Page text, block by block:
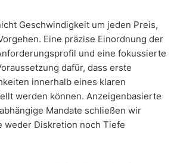
Geschwindigkeit um jeden Preis,
Eine präzise Einordnung der
und eine fokussierte
dafür, dass erste
innerhalb eines klaren
werden können. Anzeigenbasierte
Mandate schließen wir
weder Diskretion noch Tiefe